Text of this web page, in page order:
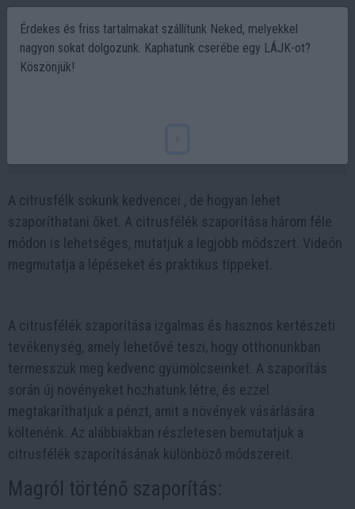
A citrusfélk sokunk kedvencei , de hogyan lehet
szaporíthatani őket. A citrusfélék szaporítása három féle
módon is lehetséges, mutatjuk a legjobb módszert. Videón
megmutatja a lépéseket és praktikus tippeket.
A citrusfélék szaporítása izgalmas és hasznos kertészeti
tevékenység, amely lehetővé teszi, hogy otthonunkban
termesszük meg kedvenc gyümölcseinket. A szaporítás
során új növényeket hozhatunk létre, és ezzel
megtakaríthatjuk a pénzt, amit a növények vásárlására
költenénk. Az alábbiakban részletesen bemutatjuk a
citrusfélék szaporításának különböző módszereit.
Magról történő szaporítás:
Érdekes és friss tartalmakat szállítunk Neked, melyekkel
nagyon sokat dolgozunk. Kaphatunk cserébe egy LÁJK-ot?
Köszönjük!